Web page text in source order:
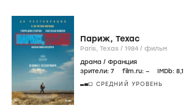
Париж, Техас
Paris, Texas / 1984 / фильм
драма / Франция
зрители: 7 film.ru: – IMDb: 8,1
СРЕДНИЙ УРОВЕНЬ